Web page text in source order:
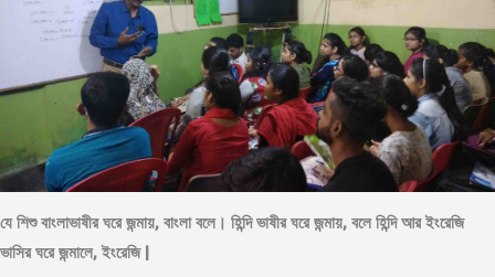
যে শিশু বাংলাভাষীর ঘরে জন্মায়, বাংলা বলে। হিন্দি ভাষীর ঘরে জন্মায়, বলে হিন্দি আর ইংরেজি
ভাসির ঘরে জন্মালে, ইংরেজি |